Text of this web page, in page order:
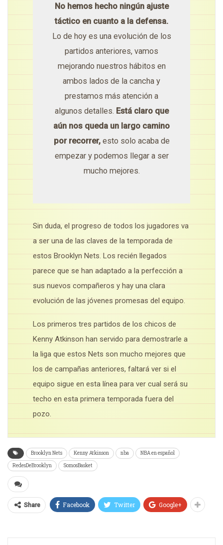
No hemos hecho ningún ajuste
táctico en cuanto a la defensa.
Lo de hoy es una evolución de los
partidos anteriores, vamos
mejorando nuestros hábitos en
ambos lados de la cancha y
prestamos más atención a
algunos detalles. Está claro que
aún nos queda un largo camino
por recorrer,esto solo acaba de
empezar y podemos llegar a ser
mucho mejores.
Sin duda, el progreso de todos los jugadores va
a ser una de las claves de la temporada de
estos Brooklyn Nets. Los recién llegados
parece que se han adaptado a la perfección a
sus nuevos compañeros y hay una clara
evolución de las jóvenes promesas del equipo.
Los primeros tres partidos de los chicos de
Kenny Atkinson han servido para demostrarle a
la liga que estos Nets son mucho mejores que
los de campañas anteriores, faltará ver si el
equipo sigue en esta línea para ver cual será su
techo en esta primera temporada fuera del
pozo.
Brooklyn Nets Kenny Atkinson nba
NBA en español
RedesDeBrooklyn
SomosBasket
Share Facebook Twitter Google+